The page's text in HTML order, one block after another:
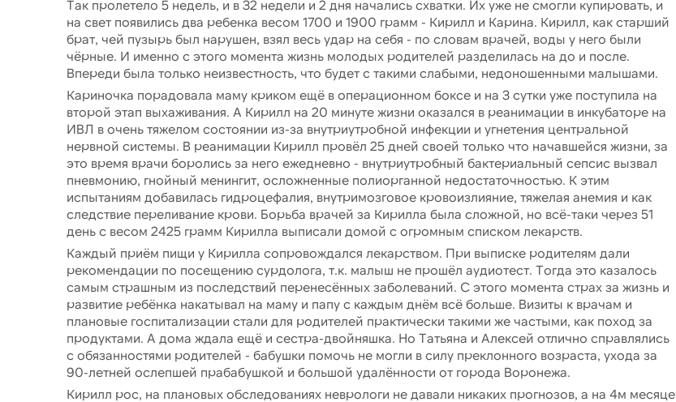
Так пролетело 5 недель, и в 32 недели и 2 дня начались схватки. Их уже не смогли купировать, и
на свет появились два ребенка весом 1700 и 1900 грамм - Кирилл и Карина. Кирилл, как старший
брат, чей пузырь был нарушен, взял весь удар на себя - по словам врачей, воды у него были
чёрные. И именно с этого момента жизнь молодых родителей разделилась на до и после.
Впереди была только неизвестность, что будет с такими слабыми, недоношенными малышами.
Кариночка порадовала маму криком ещё в операционном боксе и на 3 сутки уже поступила на
второй этап выхаживания. А Кирилл на 20 минуте жизни оказался в реанимации в инкубаторе на
ИВЛ в очень тяжелом состоянии из-за внутриутробной инфекции и угнетения центральной
нервной системы. В реанимации Кирилл провёл 25 дней своей только что начавшейся жизни, за
это время врачи боролись за него ежедневно - внутриутробный бактериальный сепсис вызвал
пневмонию, гнойный менингит, осложненные полиорганной недостаточностью. К этим
испытаниям добавилась гидроцефалия, внутримозговое кровоизлияние, тяжелая анемия и как
следствие переливание крови. Борьба врачей за Кирилла была сложной, но всё-таки через 51
день с весом 2425 грамм Кирилла выписали домой с огромным списком лекарств.
Каждый приём пищи у Кирилла сопровождался лекарством. При выписке родителям дали
рекомендации по посещению сурдолога, т.к. малыш не прошёл аудиотест. Тогда это казалось
самым страшным из последствий перенесённых заболеваний. С этого момента страх за жизнь и
развитие ребёнка накатывал на маму и папу с каждым днём всё больше. Визиты к врачам и
плановые госпитализации стали для родителей практически такими же частыми, как поход за
продуктами. А дома ждала ещё и сестра-двойняшка. Но Татьяна и Алексей отлично справлялись
с обязанностями родителей - бабушки помочь не могли в силу преклонного возраста, ухода за
90-летней ослепшей прабабушкой и большой удалённости от города Воронежа.
Кирилл рос, на плановых обследованиях неврологи не давали никаких прогнозов, а на 4м месяце